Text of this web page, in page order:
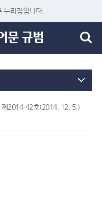
누리집입니다.
제2014-42호(2014. 12. 5.)